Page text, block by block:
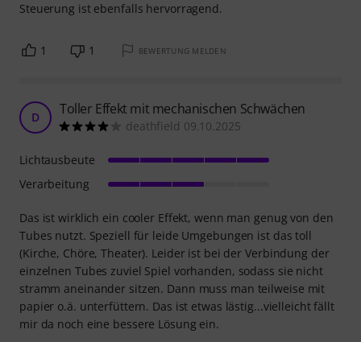
Steuerung ist ebenfalls hervorragend.
1 1 BEWERTUNG MELDEN
D Toller Effekt mit mechanischen Schwächen
deathfield 09.10.2025
Das ist wirklich ein cooler Effekt, wenn man genug von den
Tubes nutzt. Speziell für leide Umgebungen ist das toll
(Kirche, Chöre, Theater). Leider ist bei der Verbindung der
einzelnen Tubes zuviel Spiel vorhanden, sodass sie nicht
stramm aneinander sitzen. Dann muss man teilweise mit
papier o.ä. unterfüttern. Das ist etwas lästig...vielleicht fällt
mir da noch eine bessere Lösung ein.
Lichtausbeute
Verarbeitung